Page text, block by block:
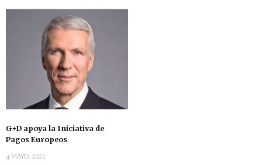
G+D apoya la Iniciativa de
Pagos Europeos
4 MAYO, 2021